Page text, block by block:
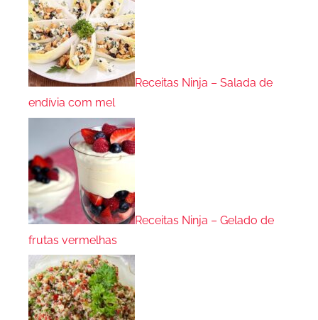
Receitas Ninja – Salada de
endívia com mel
Receitas Ninja – Gelado de
frutas vermelhas